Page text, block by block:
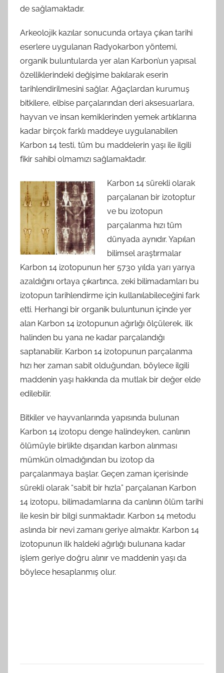
de sağlamaktadır.
Arkeolojik kazılar sonucunda ortaya çıkan tarihi
eserlere uygulanan Radyokarbon yöntemi,
organik buluntularda yer alan Karbon’un yapısal
özelliklerindeki değişime bakılarak eserin
tarihlendirilmesini sağlar. Ağaçlardan kurumuş
bitkilere, elbise parçalarından deri aksesuarlara,
hayvan ve insan kemiklerinden yemek artıklarına
kadar birçok farklı maddeye uygulanabilen
Karbon 14 testi, tüm bu maddelerin yaşı ile ilgili
fikir sahibi olmamızı sağlamaktadır.
Karbon 14 sürekli olarak
parçalanan bir izotoptur
ve bu izotopun
parçalanma hızı tüm
dünyada aynıdır. Yapılan
bilimsel araştırmalar
Karbon 14 izotopunun her 5730 yılda yarı yarıya
azaldığını ortaya çıkartınca, zeki bilimadamları bu
izotopun tarihlendirme için kullanılabileceğini fark
etti. Herhangi bir organik buluntunun içinde yer
alan Karbon 14 izotopunun ağırlığı ölçülerek, ilk
halinden bu yana ne kadar parçalandığı
saptanabilir. Karbon 14 izotopunun parçalanma
hızı her zaman sabit olduğundan, böylece ilgili
maddenin yaşı hakkında da mutlak bir değer elde
edilebilir.
Bitkiler ve hayvanlarında yapısında bulunan
Karbon 14 izotopu denge halindeyken, canlının
ölümüyle birlikte dışarıdan karbon alınması
mümkün olmadığından bu izotop da
parçalanmaya başlar. Geçen zaman içerisinde
sürekli olarak “sabit bir hızla” parçalanan Karbon
14 izotopu, bilimadamlarına da canlının ölüm tarihi
ile kesin bir bilgi sunmaktadır. Karbon 14 metodu
aslında bir nevi zamanı geriye almaktır. Karbon 14
izotopunun ilk haldeki ağırlığı bulunana kadar
işlem geriye doğru alınır ve maddenin yaşı da
böylece hesaplanmış olur.